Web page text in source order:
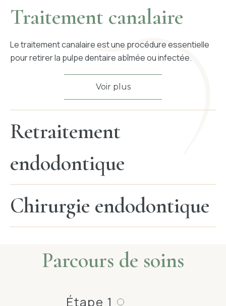
Traitement canalaire
Le traitement canalaire est une procédure essentielle
pour retirer la pulpe dentaire abîmée ou infectée.
Voir plus
Retraitement
endodontique
Chirurgie endodontique
Parcours de soins
Étape 1